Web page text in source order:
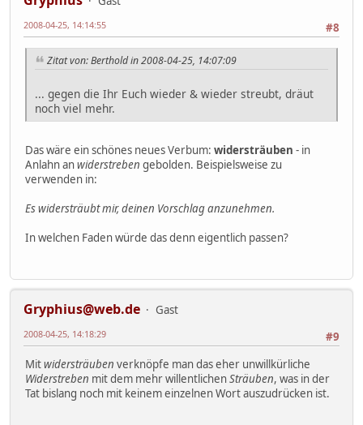
#8
2008-04-25, 14:14:55
Zitat von: Berthold in 2008-04-25, 14:07:09
... gegen die Ihr Euch wieder & wieder streubt, dräut
noch viel mehr.
Das wäre ein schönes neues Verbum: widersträuben - in
Anlahn anwiderstreben gebolden. Beispielsweise zu
verwenden in:
Es widersträubt mir, deinen Vorschlag anzunehmen.
In welchen Faden würde das denn eigentlich passen?
Gryphius@web.de
Gast
#9
2008-04-25, 14:18:29
Mitwidersträuben verknöpfe man das eher unwillkürliche
Widerstreben mit dem mehr willentlichenSträuben, was in der
Tat bislang noch mit keinem einzelnen Wort auszudrücken ist.